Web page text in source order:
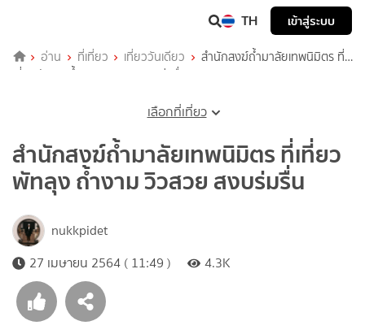
TH เข้าสู่ระบบ
อ่าน ที่เที่ยว เที่ยววันเดียว
สำนักสงฆ์ถ้ำมาลัยเทพนิมิตร ที่
เที่ยวพัทลุง ถ้ำงาม วิวสวย สงบร่มรื่น
เลือกที่เที่ยว
สำนักสงฆ์ถ้ำมาลัยเทพนิมิตร ที่เที่ยว
พัทลุง ถ้ำงาม วิวสวย สงบร่มรื่น
nukkpidet
27 เมษายน 2564 ( 11:49 )
4.3K